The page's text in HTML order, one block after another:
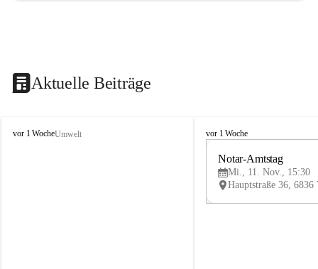
Aktuelle Beiträge
V
vor 1 WocheUmwelt
V
vor 1 Woche
Notar-Amtstag
Mi., 11. Nov., 15:30